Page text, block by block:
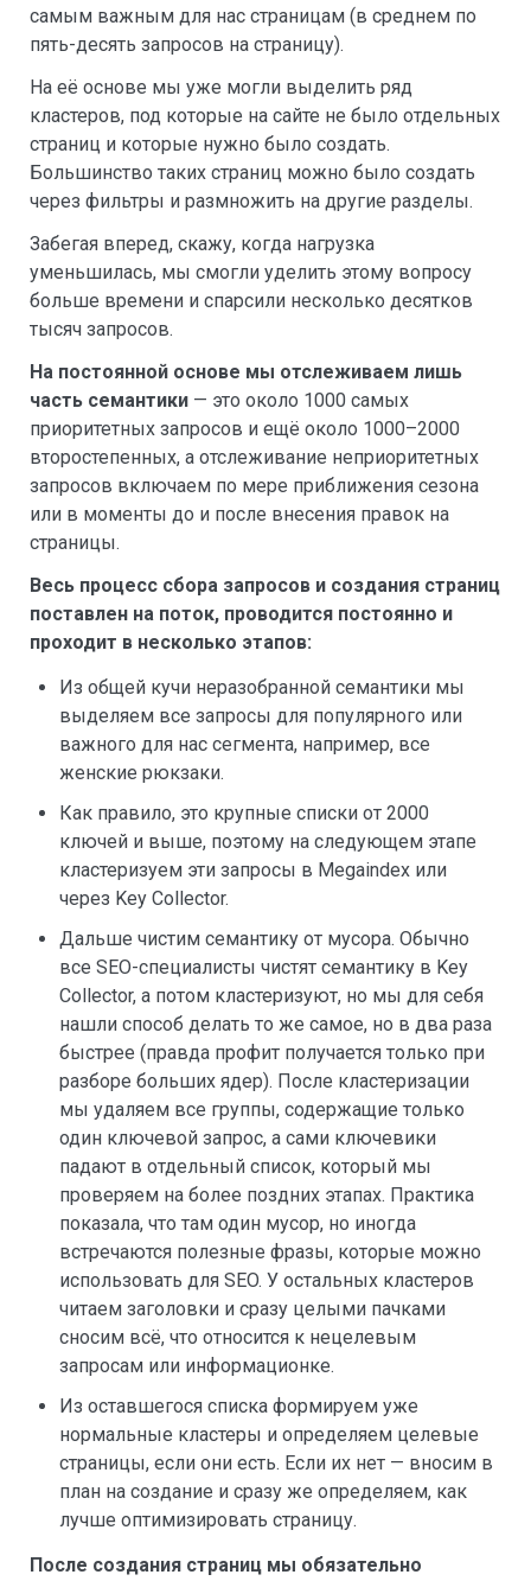
самым важным для нас страницам (в среднем по
пять-десять запросов на страницу).
На её основе мы уже могли выделить ряд
кластеров, под которые на сайте не было отдельных
страниц и которые нужно было создать.
Большинство таких страниц можно было создать
через фильтры и размножить на другие разделы.
Забегая вперед, скажу, когда нагрузка
уменьшилась, мы смогли уделить этому вопросу
больше времени и спарсили несколько десятков
тысяч запросов.
На постоянной основе мы отслеживаем лишь
часть семантики — это около 1000 самых
приоритетных запросов и ещё около 1000–2000
второстепенных, а отслеживание неприоритетных
запросов включаем по мере приближения сезона
или в моменты до и после внесения правок на
страницы.
Весь процесс сбора запросов и создания страниц
поставлен на поток, проводится постоянно и
проходит в несколько этапов:
Из общей кучи неразобранной семантики мы
выделяем все запросы для популярного или
важного для нас сегмента, например, все
женские рюкзаки.
Как правило, это крупные списки от 2000
ключей и выше, поэтому на следующем этапе
кластеризуем эти запросы в Megaindex или
через Key Collector.
Дальше чистим семантику от мусора. Обычно
все SEO-специалисты чистят семантику в Key
Collector, а потом кластеризуют, но мы для себя
нашли способ делать то же самое, но в два раза
быстрее (правда профит получается только при
разборе больших ядер). После кластеризации
мы удаляем все группы, содержащие только
один ключевой запрос, а сами ключевики
падают в отдельный список, который мы
проверяем на более поздних этапах. Практика
показала, что там один мусор, но иногда
встречаются полезные фразы, которые можно
использовать для SEO. У остальных кластеров
читаем заголовки и сразу целыми пачками
сносим всё, что относится к нецелевым
запросам или информационке.
Из оставшегося списка формируем уже
нормальные кластеры и определяем целевые
страницы, если они есть. Если их нет — вносим в
план на создание и сразу же определяем, как
лучше оптимизировать страницу.
После создания страниц мы обязательно